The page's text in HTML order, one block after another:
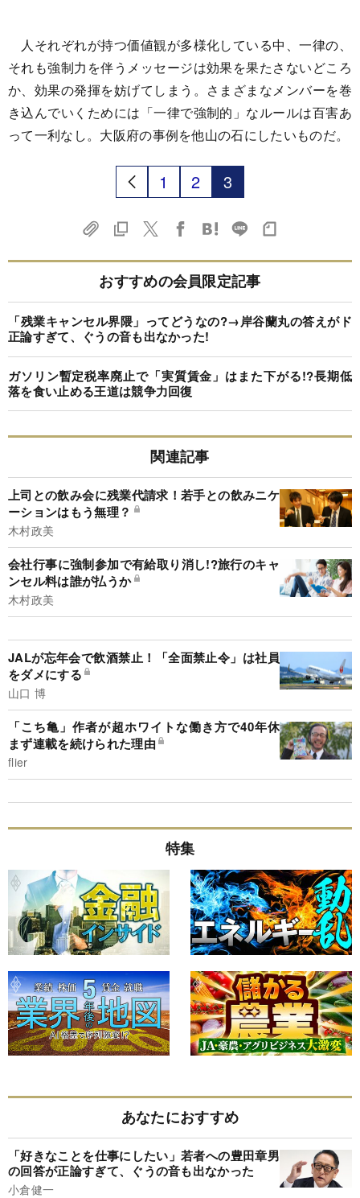
人それぞれが持つ価値観が多様化している中、一律の、
それも強制力を伴うメッセージは効果を果たさないどころ
か、効果の発揮を妨げてしまう。さまざまなメンバーを巻
き込んでいくためには「一律で強制的」なルールは百害あ
って一利なし。大阪府の事例を他山の石にしたいものだ。
1 2 3
おすすめの会員限定記事
「残業キャンセル界隈」ってどうなの?→岸谷蘭丸の答えがド
正論すぎて、ぐうの音も出なかった!
ガソリン暫定税率廃止で「実質賃金」はまた下がる!?長期低
落を食い止める王道は競争力回復
関連記事
上司との飲み会に残業代請求！若手との飲みニケ
ーションはもう無理？
木村政美
会社行事に強制参加で有給取り消し!?旅行のキャ
ンセル料は誰が払うか
木村政美
JALが忘年会で飲酒禁止！「全面禁止令」は社員
をダメにする
山口 博
「こち亀」作者が超ホワイトな働き方で40年休
まず連載を続けられた理由
flier
特集
あなたにおすすめ
「好きなことを仕事にしたい」若者への豊田章男
の回答が正論すぎて、ぐうの音も出なかった
小倉健一